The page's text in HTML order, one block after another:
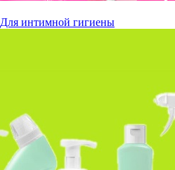
Для интимной гигиены